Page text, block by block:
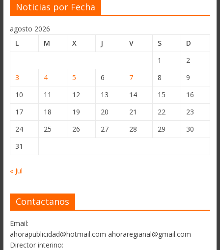
Noticias por Fecha
agosto 2026
L
M X J V S
D
1
2
3
4 5 6 7 8
9
10
11 12 13 14 15
16
17
18 19 20 21 22
23
24
25 26 27 28 29
30
31
« Jul
Contactanos
Email:
ahorapublicidad@hotmail.com ahoraregianal@gmail.com
Director interino: